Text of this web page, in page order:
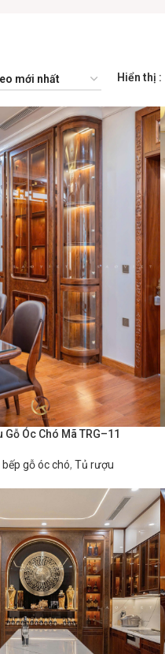
Hiển thị
Gỗ Óc Chó Mã TRG–11
bếp gỗ óc chó,Tủ rượu